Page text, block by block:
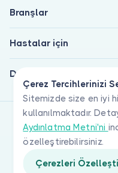
Çerez Tercihlerinizi
Sitemizde size en iyi
kullanılmaktadır.
Aydınlatma Metni'ni
özelleştirebilirsiniz.
Çerezleri
Branşlar
Hastalar için
Doktorlar için